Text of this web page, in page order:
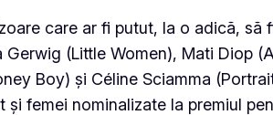
care ar fi putut, la o adică, să
(Little Women), Mati Diop
Boy) și Céline Sciamma
femei nominalizate la premiul